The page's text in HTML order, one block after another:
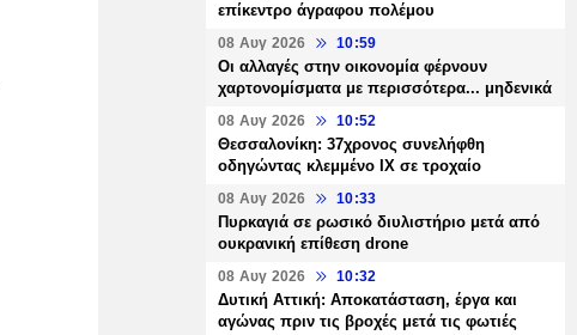
επίκεντρο άγραφου πολέμου
08 Αυγ 2026 10:59
Οι αλλαγές στην οικονομία φέρνουν
χαρτονομίσματα με περισσότερα... μηδενικά
08 Αυγ 2026 10:52
Θεσσαλονίκη: 37χρονος συνελήφθη
οδηγώντας κλεμμένο ΙΧ σε τροχαίο
08 Αυγ 2026 10:33
Πυρκαγιά σε ρωσικό διυλιστήριο μετά από
ουκρανική επίθεση drone
08 Αυγ 2026 10:32
Δυτική Αττική: Αποκατάσταση, έργα και
αγώνας πριν τις βροχές μετά τις φωτιές